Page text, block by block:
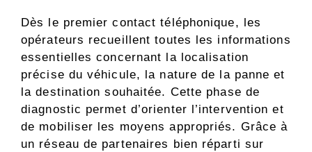
Dès le premier contact téléphonique, les
opérateurs recueillent toutes les informations
essentielles concernant la localisation
précise du véhicule, la nature de la panne et
la destination souhaitée. Cette phase de
diagnostic permet d’orienter l’intervention et
de mobiliser les moyens appropriés. Grâce à
un réseau de partenaires bien réparti sur